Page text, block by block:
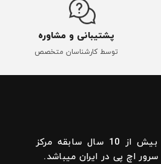
پشتیبانی و مشاوره
توسط کارشناسان متخصص
شرکت یاقوت سرخ با بیش از 10 سال سابقه مرکز
اچ پی در ایران میباشد.